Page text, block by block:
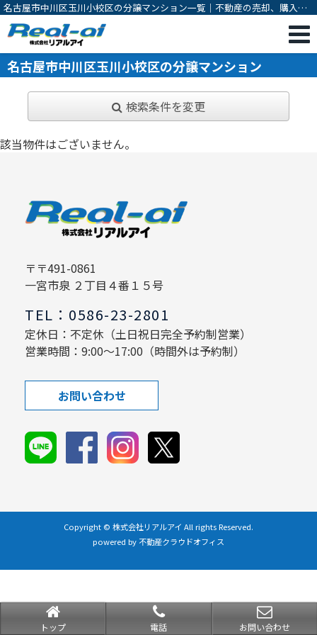
名古屋市中川区玉川小校区の分譲マンション一覧｜不動産の売却、購入な
ら一宮市の不動産会社 株式会社リアルアイ
名古屋市中川区玉川小校区の分譲マンション
検索条件を変更
該当物件はございません。
トップ 電話 お問い合わせ
〒〒491-0861
一宮市泉 ２丁目４番１５号
TEL：0586-23-2801
定休日：不定休（土日祝日完全予約制営業）
営業時間：9:00～17:00（時間外は予約制）
お問い合わせ
Copyright © 株式会社リアルアイ All rights Reserved.
powered by 不動産クラウドオフィス